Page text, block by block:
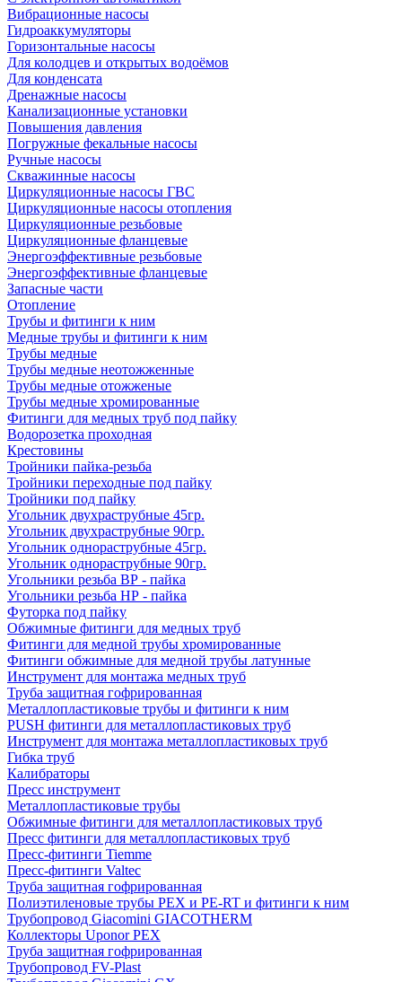
Вибрационные насосы
Гидроаккумуляторы
Горизонтальные насосы
Для колодцев и открытых водоёмов
Для конденсата
Дренажные насосы
Канализационные установки
Повышения давления
Погружные фекальные насосы
Ручные насосы
Скважинные насосы
Циркуляционные насосы ГВС
Циркуляционные насосы отопления
Циркуляционные резьбовые
Циркуляционные фланцевые
Энергоэффективные резьбовые
Энергоэффективные фланцевые
Запасные части
Отопление
Трубы и фитинги к ним
Медные трубы и фитинги к ним
Трубы медные
Трубы медные неотожженные
Трубы медные отожженые
Трубы медные хромированные
Фитинги для медных труб под пайку
Водорозетка проходная
Крестовины
Тройники пайка-резьба
Тройники переходные под пайку
Тройники под пайку
Угольник двухраструбные 45гр.
Угольник двухраструбные 90гр.
Угольник однораструбные 45гр.
Угольник однораструбные 90гр.
Угольники резьба ВР - пайка
Угольники резьба НР - пайка
Футорка под пайку
Обжимные фитинги для медных труб
Фитинги для медной трубы хромированные
Фитинги обжимные для медной трубы латунные
Инструмент для монтажа медных труб
Труба защитная гофрированная
Металлопластиковые трубы и фитинги к ним
PUSH фитинги для металлопластиковых труб
Инструмент для монтажа металлопластиковых труб
Гибка труб
Калибраторы
Пресс инструмент
Металлопластиковые трубы
Обжимные фитинги для металлопластиковых труб
Пресс фитинги для металлопластиковых труб
Пресс-фитинги Tiemme
Пресс-фитинги Valtec
Труба защитная гофрированная
Полиэтиленовые трубы PEX и PE-RT и фитинги к ним
Трубопровод Giacomini GIACOTHERM
Коллекторы Uponor PEX
Труба защитная гофрированная
Трубопровод FV-Plast